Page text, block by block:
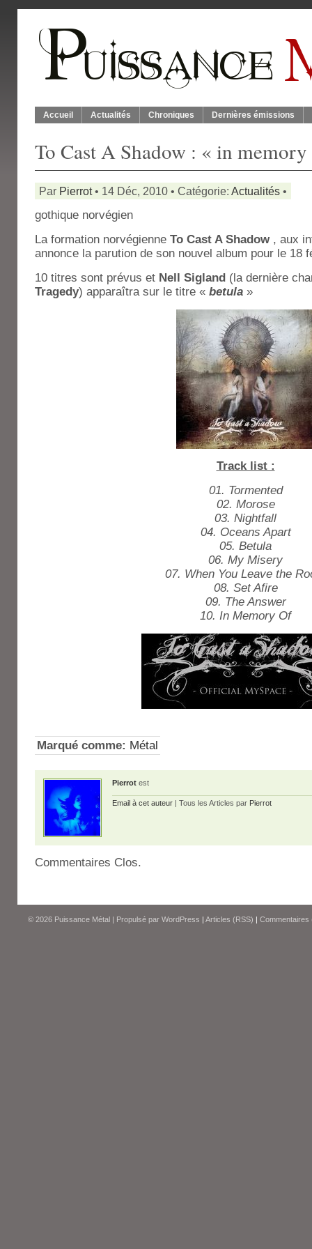
Accueil Actualités Chroniques Dernières émissions
To Cast A Shadow : « in
Par Pierrot• 14 Déc, 2010 • Catégorie: Actualités •
gothique norvégien
La formation norvégienne To Cast A Shadow , aux
annonce la parution de son nouvel album pour le 18
10 titres sont prévus et Nell Sigland (la dernière
Tragedy) apparaîtra sur le titre « betula »
Track list :
01. Tormented
02. Morose
03. Nightfall
04. Oceans Apart
05. Betula
06. My Misery
07. When You Leave the
08. Set Afire
09. The Answer
10. In Memory Of
Marqué comme: Métal
Pierrot est
Email à cet auteur | Tous les Articles par Pierrot
Commentaires Clos.
© 2026 Puissance Métal | Propulsé par WordPress | Articles (RSS) | Commentaires